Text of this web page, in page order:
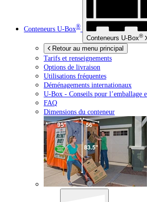
Conteneurs U-Box®
Conteneurs U-Box®
Retour au menu principal
Tarifs et renseignements
Options de livraison
Utilisations fréquentes
Déménagements internationaux
U-Box - Conseils pour l’emballage
FAQ
Dimensions du conteneur